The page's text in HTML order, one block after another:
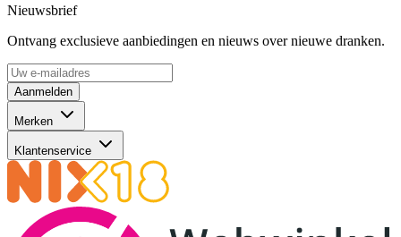
Nieuwsbrief
Ontvang exclusieve aanbiedingen en nieuws over nieuwe dranken.
Aanmelden
Merken
Klantenservice